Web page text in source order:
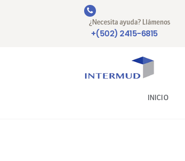
¿Necesita ayuda? Llámenos
+(502) 2415-6815
INICIO